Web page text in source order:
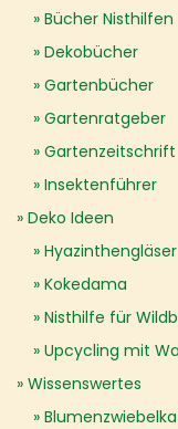
Bücher Nisthilfen
Dekobücher
Gartenbücher
Gartenratgeber
Gartenzeitschrift
Insektenführer
Deko Ideen
Hyazinthengläser
Kokedama
Nisthilfe für
Upcycling mit
Wissenswertes